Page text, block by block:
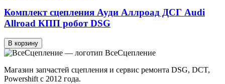
Комплект сцепления Ауди Аллроад ДСГ Audi
Allroad КПП робот DSG
В корзину
ВсеСцепление
Магазин запчастей сцепления и сервис ремонта DSG, DCT,
Powershift с 2012 года.